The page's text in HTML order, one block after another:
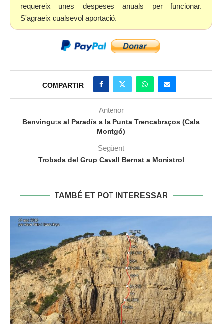
requereix unes despeses anuals per funcionar.
S'agraeix qualsevol aportació.
COMPARTIR
Anterior
Benvinguts al Paradís a la Punta Trencabraços (Cala
Montgó)
Següent
Trobada del Grup Cavall Bernat a Monistrol
TAMBÉ ET POT INTERESSAR